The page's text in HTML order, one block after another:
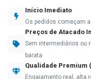
Início Imediato
Os pedidos começam
Preços de Atacado
Sem intermediários ou
barata
Qualidade Premium
Engajamento real, alta